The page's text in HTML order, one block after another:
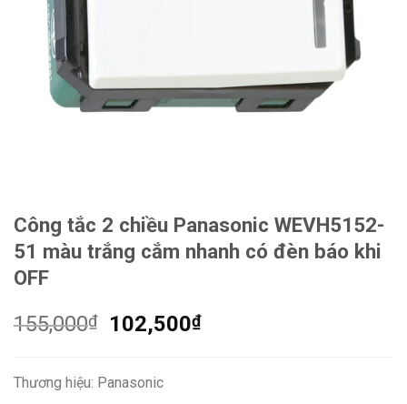
Công tắc 2 chiều Panasonic WEVH5152-
51 màu trắng cắm nhanh có đèn báo khi
OFF
155,000₫
Giá
155,000₫.
102,500₫Giá
Thương hiệu: Panasonic